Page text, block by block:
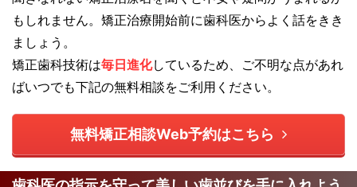
もしれません。矯正治療開始前に歯科医からよく話をきき
ましょう。
矯正歯科技術は毎日進化しているため、ご不明な点があれ
ばいつでも下記の無料相談をご利用ください。
無料矯正相談Web予約はこちら